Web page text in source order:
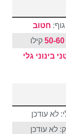
חטוב
50-60 קילו
בינוני גלי
לא עודכן
לא עודכן